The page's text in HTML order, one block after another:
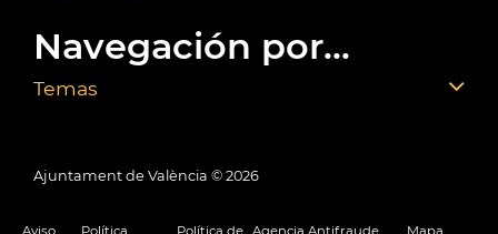
Navegación por...
Temas
Ajuntament de València © 2026
Aviso Política Política de Agencia Antifraude Mapa